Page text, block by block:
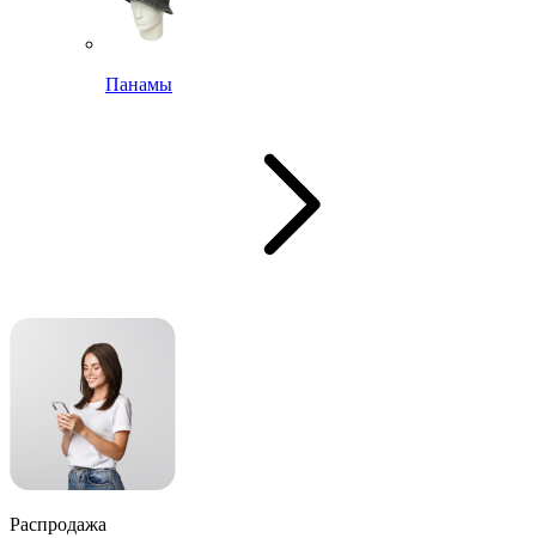
Панамы
Распродажа